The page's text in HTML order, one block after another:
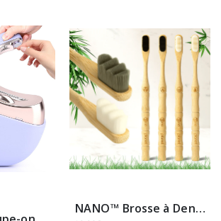
NANO™ Brosse à Dents Ultra-Souple | 20 000 Poils pour Gencives Sensibles